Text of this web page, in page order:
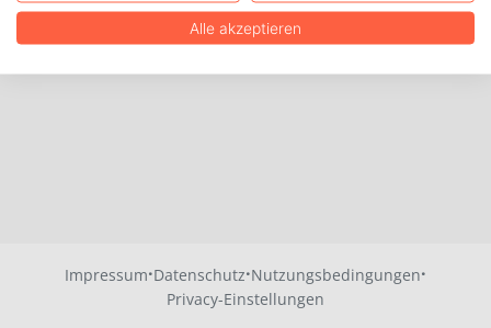
Impressum·Datenschutz·Nutzungsbedingungen·
Privacy-Einstellungen
Alle akzeptieren